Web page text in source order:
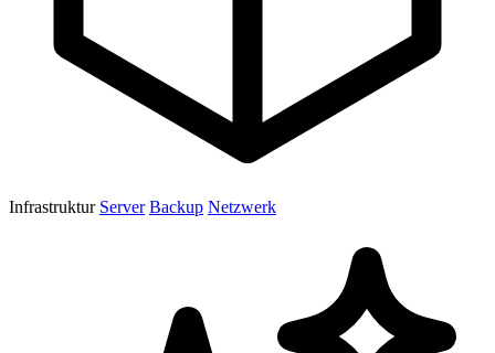
Infrastruktur Server Backup Netzwerk